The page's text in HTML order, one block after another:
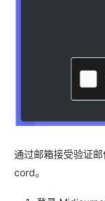
通过邮箱接受验证
cord。